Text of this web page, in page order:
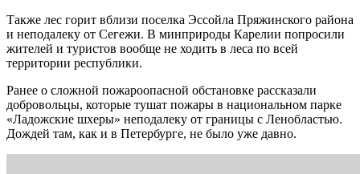
Также лес горит вблизи поселка Эссойла Пряжинского района
и неподалеку от Сегежи. В минприроды Карелии попросили
жителей и туристов вообще не ходить в леса по всей
территории республики.
Ранее о сложной пожароопасной обстановке рассказали
добровольцы, которые тушат пожары в национальном парке
«Ладожские шхеры» неподалеку от границы с Ленобластью.
Дождей там, как и в Петербурге, не было уже давно.